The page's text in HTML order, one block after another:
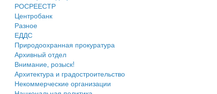
Городское поселение
Сельские поселения
РОСРЕЕСТР
Центробанк
Разное
ЕДДС
Природоохранная прокуратура
Архивный отдел
Внимание, розыск!
Архитектура и градостроительство
Некоммерческие организации